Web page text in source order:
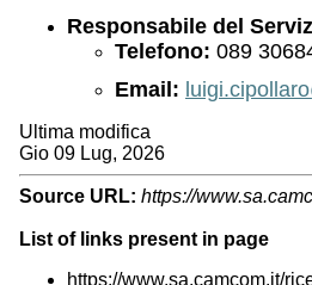
Responsabile del
Telefono: 089
Email:
Ultima modifica
Gio 09 Lug, 2026
Source URL: https://
List of links present in page
https://www.sa.camcom.it/